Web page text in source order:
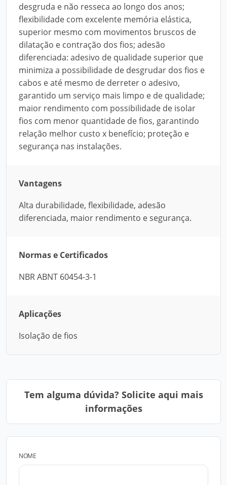
desgruda e não resseca ao longo dos anos;
flexibilidade com excelente memória elástica,
superior mesmo com movimentos bruscos de
dilatação e contração dos fios; adesão
diferenciada: adesivo de qualidade superior que
minimiza a possibilidade de desgrudar dos fios e
cabos e até mesmo de derreter o adesivo,
garantido um serviço mais limpo e de qualidade;
maior rendimento com possibilidade de isolar
fios com menor quantidade de fios, garantindo
relação melhor custo x benefício; proteção e
segurança nas instalações.
Vantagens
Alta durabilidade, flexibilidade, adesão
diferenciada, maior rendimento e segurança.
Normas e Certificados
NBR ABNT 60454-3-1
Aplicações
Isolação de fios
Tem alguma dúvida? Solicite aqui mais
informações
NOME